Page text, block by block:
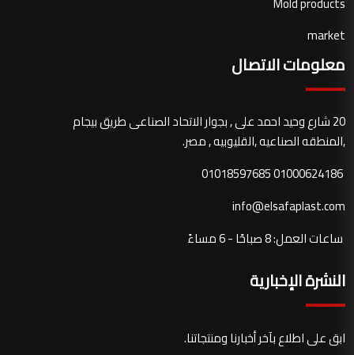
market
معلومات الاتصال
20 شارع وحيد احمد على , بجوار الاتحاد الصناعى طريق بيجام
,المنطقه الصناعيه ,القليوبيه , مصر.
01000624186 01018597685
info@elsafaplast.com
ساعات العمل: 8 صباحًا - 6 مساءً
النشرة الإخبارية
ابق على اطلاع بآخر أخبارنا ومنتجاتنا.